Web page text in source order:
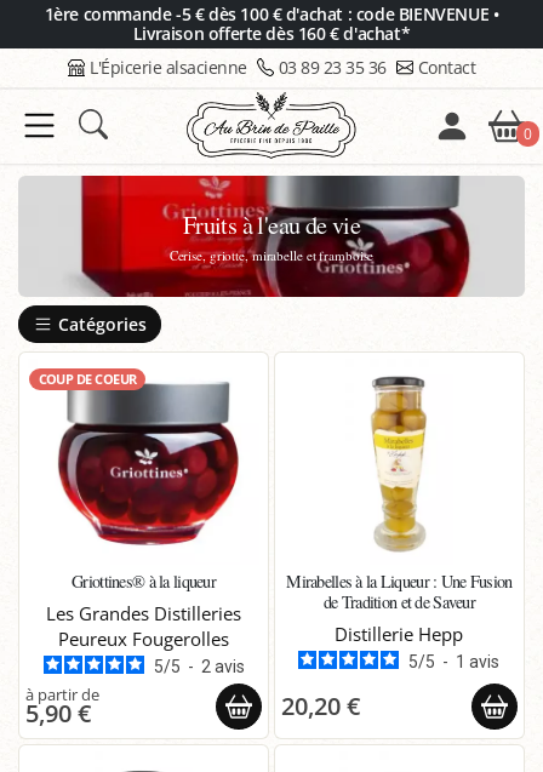
1ère commande -5 € dès 100 € d'achat : code BIENVENUE •
Livraison offerte dès 160 € d'achat*
L'Épicerie alsacienne 03 89 23 35 36 Contact
0
Fruits à l'eau de vie
Cerise, griotte, mirabelle et framboise
Catégories
COUP DE COEUR
Griottines® à la liqueur
Les Grandes Distilleries
Peureux Fougerolles
5/5 - 2avis
5,90 €
Mirabelles à la Liqueur : Une Fusion
de Tradition et de Saveur
Distillerie Hepp
5/5 - 1avis
20,20 €
Panneau de gestion des cookies